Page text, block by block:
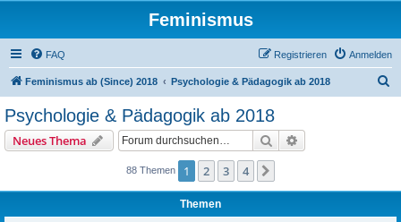
Feminismus
FAQ Anmelden
Registrieren
Feminismus ab (Since) 2018 Psychologie & Pädagogik ab 2018
Psychologie & Pädagogik ab 2018
Neues Thema Suche
88 Themen 1 2 3 4
Themen